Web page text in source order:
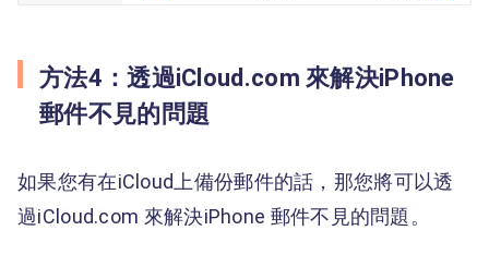
方法4：透過iCloud.com 來解決iPhone
郵件不見的問題
如果您有在iCloud上備份郵件的話，那您將可以透
過iCloud.com 來解決iPhone 郵件不見的問題。